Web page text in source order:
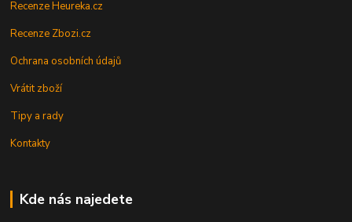
Recenze Heureka.cz
Recenze Zbozi.cz
Ochrana osobních údajů
Vrátit zboží
Tipy a rady
Kontakty
Kde nás najedete